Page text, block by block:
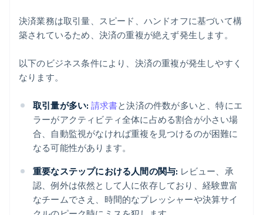
決済業務は取引量、スピード、ハンドオフに基づいて構
築されているため、決済の重複が絶えず発生します。
以下のビジネス条件により、決済の重複が発生しやすく
なります。
取引量が多い: 請求書と決済の件数が多いと、特にエ
ラーがアクティビティ全体に占める割合が小さい場
合、自動監視がなければ重複を見つけるのが困難に
なる可能性があります。
重要なステップにおける人間の関与: レビュー、承
認、例外は依然として人に依存しており、経験豊富
なチームでさえ、時間的なプレッシャーや決算サイ